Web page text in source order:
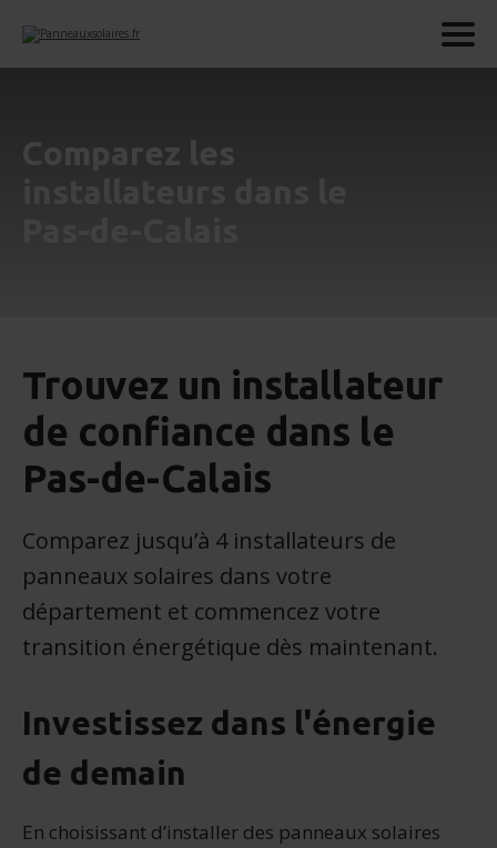
Comparez les
Trouvez un installateur
de confiance dans le
Pas-de-Calais
Comparez jusqu’à 4 installateurs de
panneaux solaires dans votre
département et commencez votre
transition énergétique dès maintenant.
Investissez dans l'énergie
de demain
En choisissant d’installer des panneaux solaires